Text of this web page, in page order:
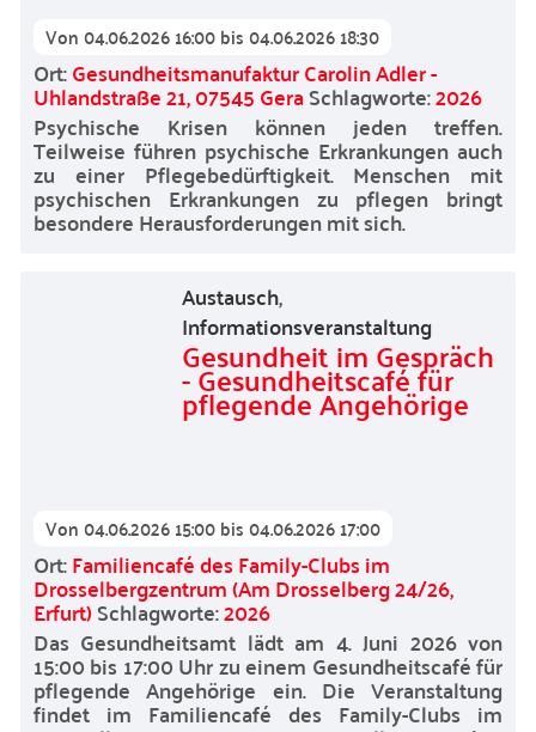
Von04.06.2026 16:00bis04.06.2026 18:30
Ort:Gesundheitsmanufaktur Carolin Adler -
Uhlandstraße 21, 07545 GeraSchlagworte:2026
Psychische Krisen können jeden treffen.
Teilweise führen psychische Erkrankungen auch
zu einer Pflegebedürftigkeit. Menschen mit
psychischen Erkrankungen zu pflegen bringt
besondere Herausforderungen mit sich.
Austausch,
Informationsveranstaltung
Gesundheit im Gespräch
- Gesundheitscafé für
pflegende Angehörige
Von04.06.2026 15:00bis04.06.2026 17:00
Ort:Familiencafé des Family-Clubs im
Drosselbergzentrum (Am Drosselberg 24/26,
Erfurt)Schlagworte:2026
Das Gesundheitsamt lädt am 4. Juni 2026 von
15:00 bis 17:00 Uhr zu einem Gesundheitscafé für
pflegende Angehörige ein. Die Veranstaltung
findet im Familiencafé des Family-Clubs im